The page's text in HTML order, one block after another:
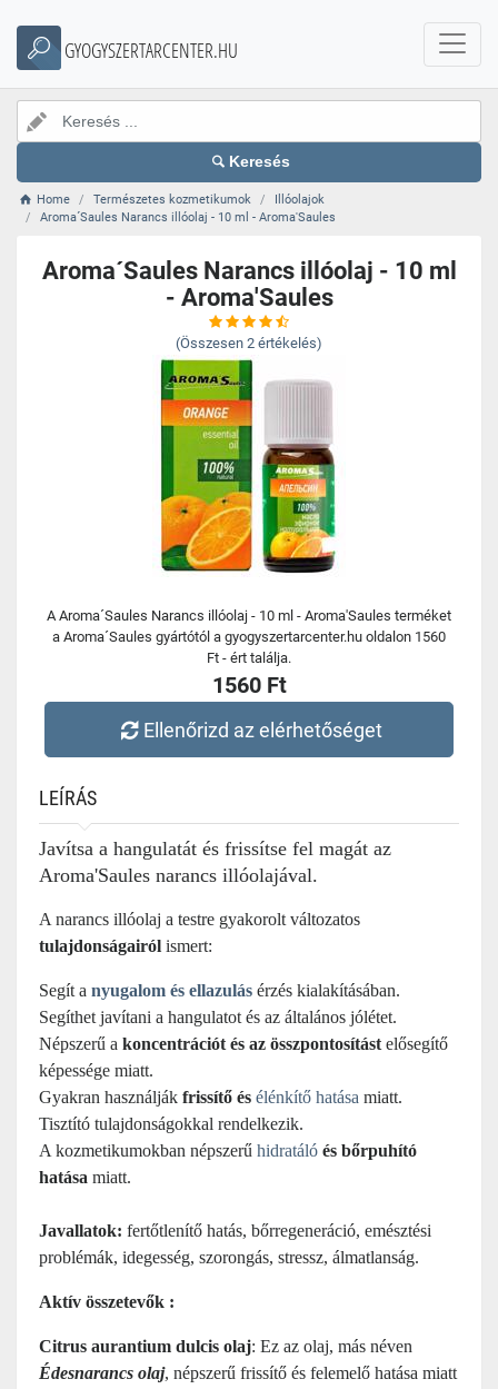
GYOGYSZERTARCENTER.HU
Keresés
Home Természetes kozmetikumok
Illóolajok
Aroma´Saules Narancs illóolaj - 10 ml - Aroma'Saules
Aroma´Saules Narancs illóolaj - 10 ml
- Aroma'Saules
(Összesen 2 értékelés)
A Aroma´Saules Narancs illóolaj - 10 ml - Aroma'Saules terméket
a Aroma´Saules gyártótól a gyogyszertarcenter.hu oldalon 1560
Ft - ért találja.
1560 Ft
Ellenőrizd az elérhetőséget
LEÍRÁS
Javítsa a hangulatát és frissítse fel magát az
Aroma'Saules narancs illóolajával.
A narancs illóolaj a testre gyakorolt változatos
tulajdonságairól ismert:
Segít a nyugalom és ellazulás érzés kialakításában.
Segíthet javítani a hangulatot és az általános jólétet.
Népszerű a koncentrációt és az összpontosítást elősegítő
képessége miatt.
Gyakran használják frissítő és élénkítő hatása miatt.
Tisztító tulajdonságokkal rendelkezik.
A kozmetikumokban népszerű hidratáló és bőrpuhító
hatása miatt.
Javallatok: fertőtlenítő hatás, bőrregeneráció, emésztési
problémák, idegesség, szorongás, stressz, álmatlanság.
Aktív összetevők :
Citrus aurantium dulcis olaj: Ez az olaj, más néven
Édesnarancs olaj, népszerű frissítő és felemelő hatása miatt